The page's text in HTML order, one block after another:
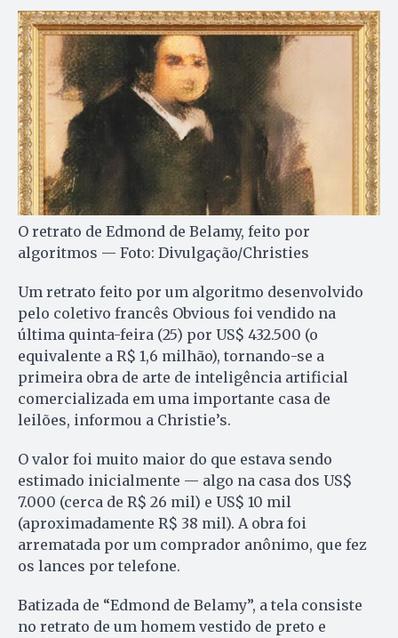
O retrato de Edmond de Belamy, feito por
algoritmos — Foto: Divulgação/Christies
Um retrato feito por um algoritmo desenvolvido
pelo coletivo francês Obvious foi vendido na
última quinta-feira (25) por US$ 432.500 (o
equivalente a R$ 1,6 milhão), tornando-se a
primeira obra de arte de inteligência artificial
comercializada em uma importante casa de
leilões, informou a Christie’s.
O valor foi muito maior do que estava sendo
estimado inicialmente — algo na casa dos US$
7.000 (cerca de R$ 26 mil) e US$ 10 mil
(aproximadamente R$ 38 mil). A obra foi
arrematada por um comprador anônimo, que fez
os lances por telefone.
Batizada de “Edmond de Belamy”, a tela consiste
no retrato de um homem vestido de preto e